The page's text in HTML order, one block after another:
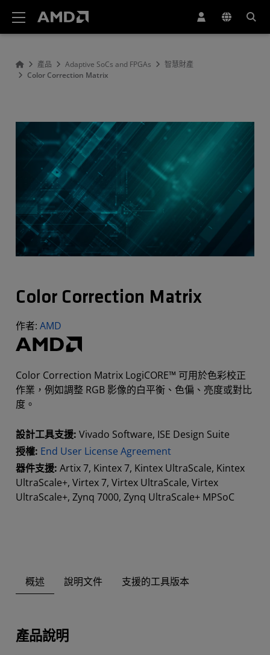
產品 Adaptive SoCs and FPGAs
智慧財產
Color Correction Matrix
Color Correction Matrix
作者: AMD
Color Correction Matrix LogiCORE™ 可用於色彩校正
作業，例如調整 RGB 影像的白平衡、色偏、亮度或對比
度。
設計工具支援: Vivado Software, ISE Design Suite
授權: End User License Agreement
器件支援: Artix 7, Kintex 7, Kintex UltraScale, Kintex
UltraScale+, Virtex 7, Virtex UltraScale, Virtex
UltraScale+, Zynq 7000, Zynq UltraScale+ MPSoC
概述 說明文件 支援的工具版本
產品說明